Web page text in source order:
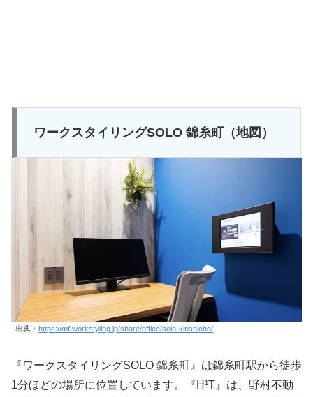
ワークスタイリングSOLO 錦糸町（地図）
出典： https://mf.workstyling.jp/share/office/solo-kinshicho/
『ワークスタイリングSOLO 錦糸町』は錦糸町駅から徒歩
1分ほどの場所に位置しています。『H¹T』は、野村不動